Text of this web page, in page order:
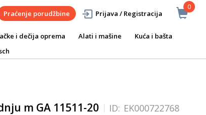
0
Praćenje porudžbine Prijava / Registracija
i dečija oprema Alati i mašine
Kuća i bašta
m GA 11511-20 ID: EK000722768